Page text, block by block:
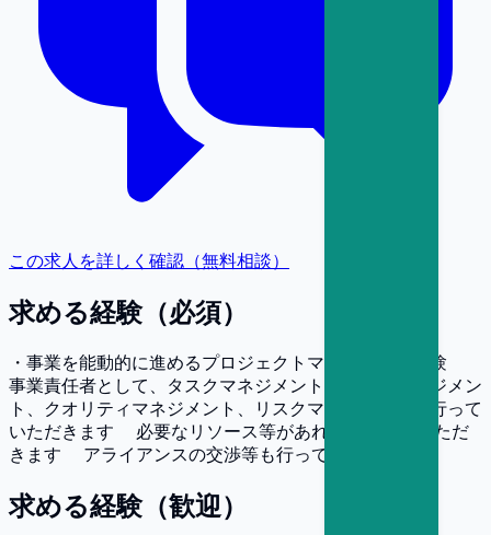
この求人を詳しく確認（無料相談）
求める経験（必須）
・事業を能動的に進めるプロジェクトマネジメント経験
事業責任者として、タスクマネジメント、タイムマネジメン
ト、クオリティマネジメント、リスクマネジメントを行って
いただきます 必要なリソース等があれば提案していただ
きます アライアンスの交渉等も行っていただきます
求める経験（歓迎）